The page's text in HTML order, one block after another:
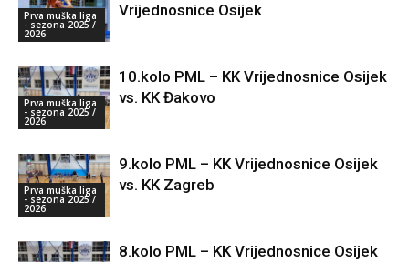
Prva muška liga
- sezona 2025 /
2026
Vrijednosnice Osijek
Prva muška liga
- sezona 2025 /
2026
10.kolo PML – KK Vrijednosnice Osijek
vs. KK Đakovo
Prva muška liga
- sezona 2025 /
2026
9.kolo PML – KK Vrijednosnice Osijek
vs. KK Zagreb
8.kolo PML – KK Vrijednosnice Osijek